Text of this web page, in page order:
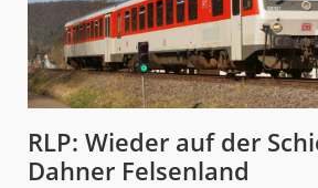
RLP: Wieder auf der
Dahner Felsenland